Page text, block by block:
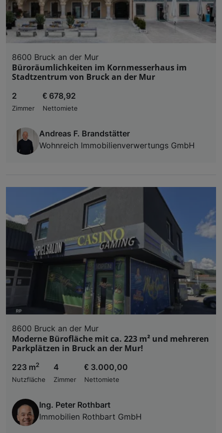
8600 Bruck an der Mur
Büroräumlichkeiten im Kornmesserhaus im
Stadtzentrum von Bruck an der Mur
2
Zimmer
€ 678,92
Nettomiete
Andreas F. Brandstätter
Wohnreich Immobilienverwertungs GmbH
8600 Bruck an der Mur
Moderne Bürofläche mit ca. 223 m² und mehreren
Parkplätzen in Bruck an der Mur!
223 m2
Nutzfläche
4
Zimmer
€ 3.000,00
Nettomiete
Ing. Peter Rothbart
Immobilien Rothbart GmbH